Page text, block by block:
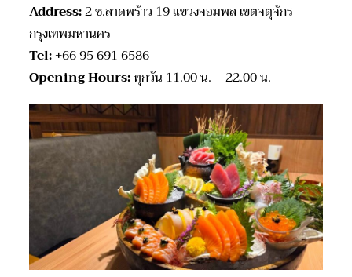
Address:2 ซ.ลาดพร้าว 19 แขวงจอมพล เขตจตุจักร
กรุงเทพมหานคร
Tel:+66 95 691 6586
Opening Hours:ทุกวัน 11.00 น. – 22.00 น.